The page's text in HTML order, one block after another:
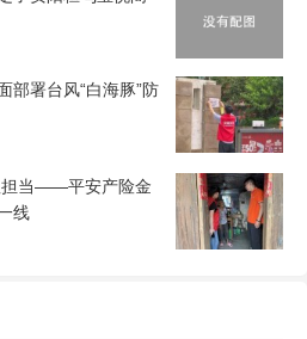
部署台风“白海豚”防
担当——平安产险金
线